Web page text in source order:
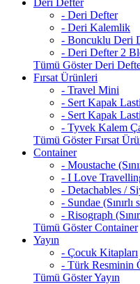
Deri Defter
- Deri Defter
- Deri Kalemlik
- Boncuklu Deri
- Deri Defter 2
Tümü Göster Deri
Fırsat Ürünleri
- Travel Mini
- Sert Kapak
- Sert Kapak
- Tyvek Kalem
Tümü Göster Fırsat
Container
- Moustache
- I Love
- Detachables /
- Sundae (Sınırlı
- Risograph
Tümü Göster Container
Yayın
- Çocuk Kitapları
- Türk Resminin
Tümü Göster Yayın